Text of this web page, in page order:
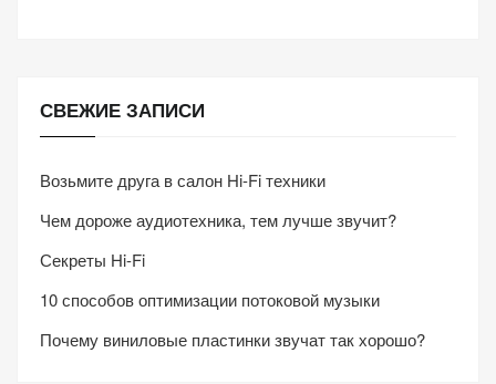
СВЕЖИЕ ЗАПИСИ
Возьмите друга в салон Hi-Fi техники
Чем дороже аудиотехника, тем лучше звучит?
Секреты Hi-Fi
10 способов оптимизации потоковой музыки
Почему виниловые пластинки звучат так хорошо?